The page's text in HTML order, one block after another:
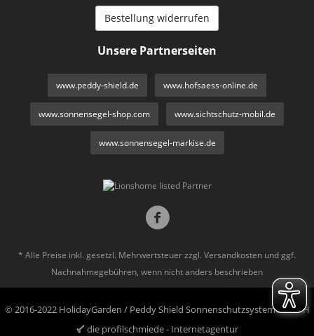
Bestellung widerrufen
Unsere Partnerseiten
www.peddy-shield.de www.hofsaess-online.de
www.sonnensegel-shop.com www.sichtschutz-mobil.de
www.sonnensegel-markise.de
* Alle Preise inkl. gesetzl. Mehrwertsteuer zzgl. Versandkosten und ggf.
Nachnahmegebühren, wenn nicht anders beschrieben
© 2016-2022 HolidayGarden / Peddy Shield Sonnenschutzsysteme GmbH
die profilschmiede - Internetagentur